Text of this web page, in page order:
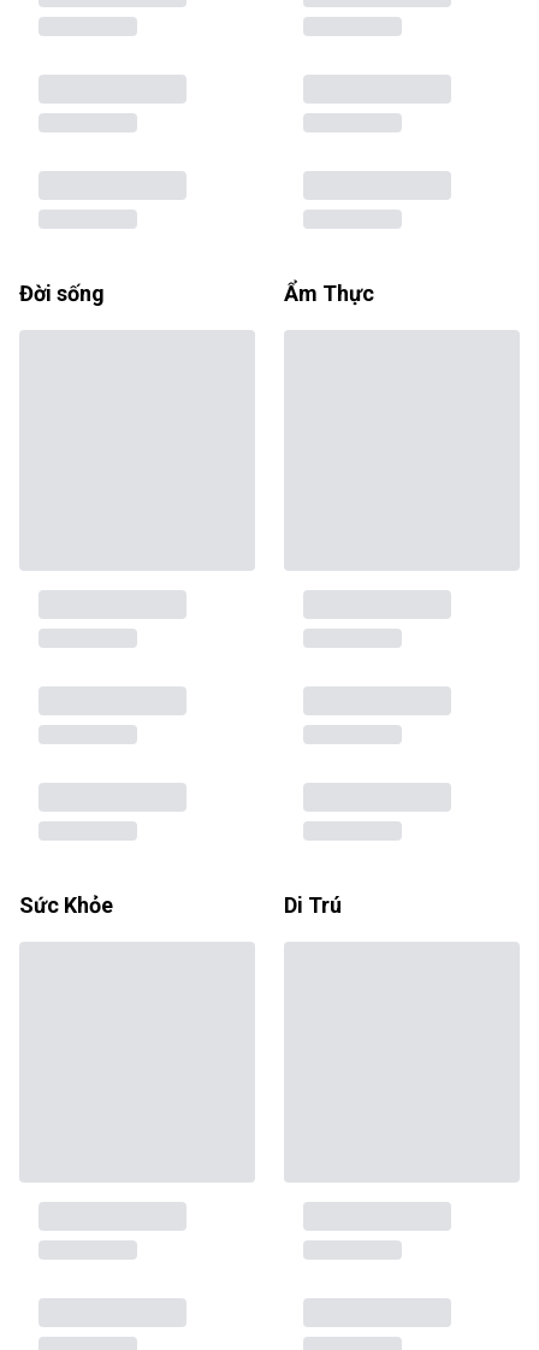
Đời sống Ẩm Thực
Sức Khỏe Di Trú